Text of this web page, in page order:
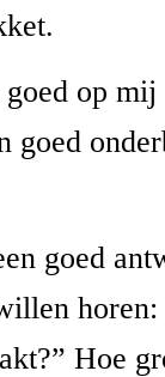
op
goed
goed
Hoe